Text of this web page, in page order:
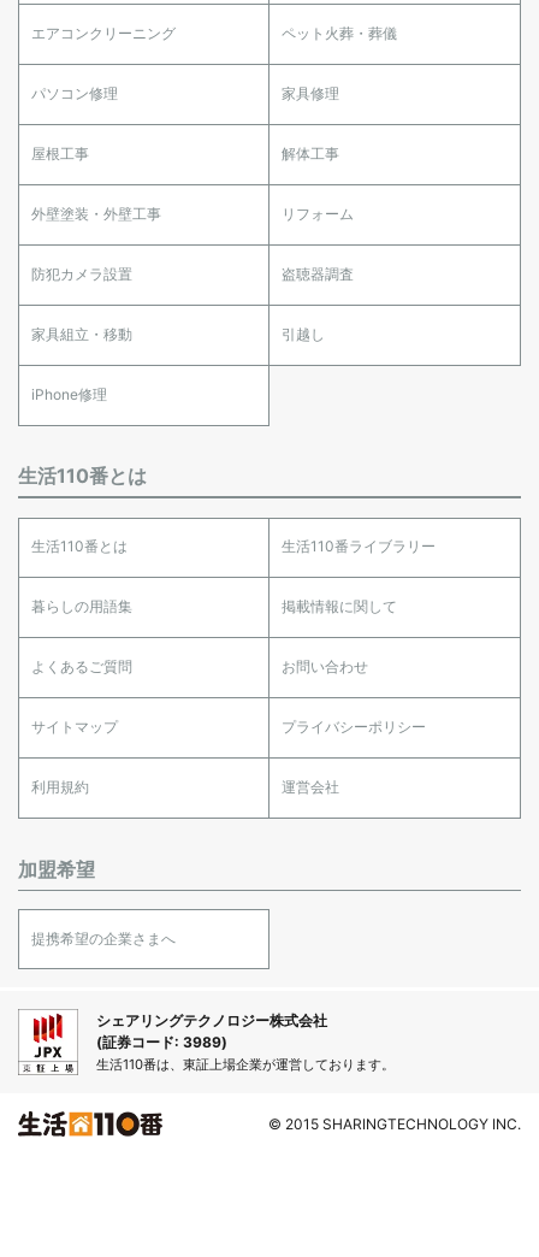
エアコンクリーニング ペット火葬・葬儀
パソコン修理 家具修理
屋根工事 解体工事
外壁塗装・外壁工事 リフォーム
防犯カメラ設置 盗聴器調査
家具組立・移動 引越し
iPhone修理
生活110番とは
生活110番とは 生活110番ライブラリー
暮らしの用語集 掲載情報に関して
よくあるご質問 お問い合わせ
サイトマップ プライバシーポリシー
利用規約 運営会社
加盟希望
提携希望の企業さまへ
シェアリングテクノロジー株式会社
(証券コード: 3989)
生活110番は、東証上場企業が運営しております。
© 2015 SHARINGTECHNOLOGY INC.